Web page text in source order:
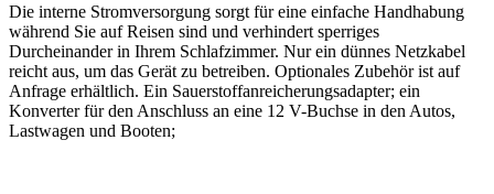
Die interne Stromversorgung sorgt für eine einfache Handhabung
während Sie auf Reisen sind und verhindert sperriges
Durcheinander in Ihrem Schlafzimmer. Nur ein dünnes Netzkabel
reicht aus, um das Gerät zu betreiben. Optionales Zubehör ist auf
Anfrage erhältlich. Ein Sauerstoffanreicherungsadapter; ein
Konverter für den Anschluss an eine 12 V-Buchse in den Autos,
Lastwagen und Booten;